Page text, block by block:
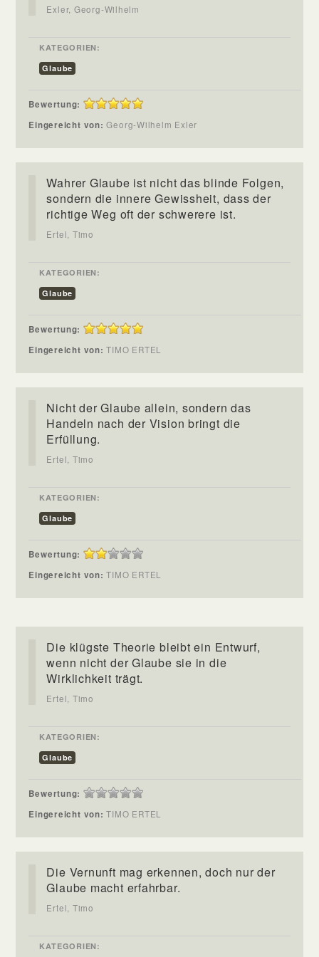
Exler, Georg-Wilhelm
KATEGORIEN:
Glaube
Bewertung:
Eingereicht von:Georg-Wilhelm Exler
Wahrer Glaube ist nicht das blinde Folgen,
sondern die innere Gewissheit, dass der
richtige Weg oft der schwerere ist.
Ertel, Timo
KATEGORIEN:
Glaube
Bewertung:
Eingereicht von:TIMO ERTEL
Nicht der Glaube allein, sondern das
Handeln nach der Vision bringt die
Erfüllung.
Ertel, Timo
KATEGORIEN:
Glaube
Bewertung:
Eingereicht von:TIMO ERTEL
Die klügste Theorie bleibt ein Entwurf,
wenn nicht der Glaube sie in die
Wirklichkeit trägt.
Ertel, Timo
KATEGORIEN:
Glaube
Bewertung:
Eingereicht von:TIMO ERTEL
Die Vernunft mag erkennen, doch nur der
Glaube macht erfahrbar.
Ertel, Timo
KATEGORIEN: